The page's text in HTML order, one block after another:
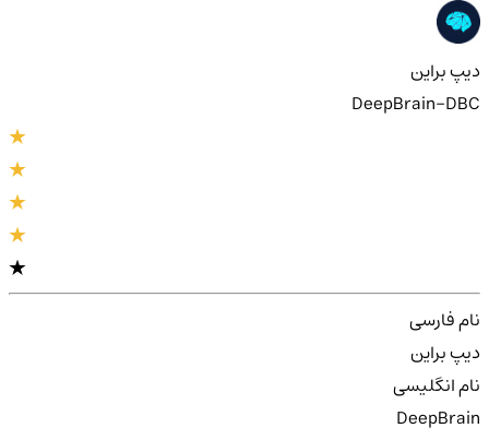
دیپ براین
DeepBrain-DBC
نام فارسی
دیپ براین
نام انگلیسی
DeepBrain